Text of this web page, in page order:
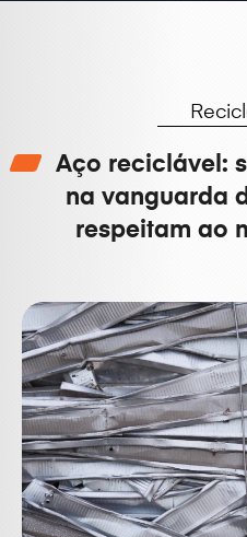
Aço reciclável:
na vanguarda
respeitam ao